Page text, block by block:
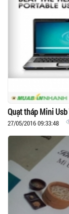
Quạt tháp Mini
27/05/2016 09:33:48